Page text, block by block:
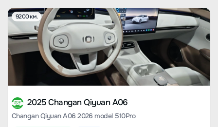
9200 км.
2025 Changan Qiyuan A06
Changan Qiyuan A06 2026 model 510Pro